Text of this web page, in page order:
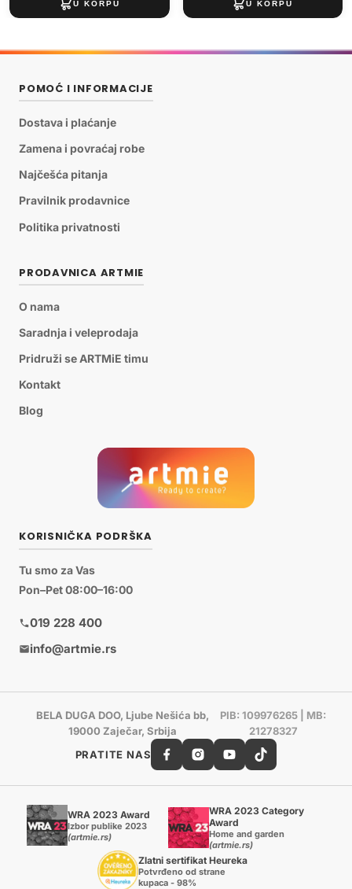
POMOĆ I INFORMACIJE
Dostava i plaćanje
Zamena i povraćaj robe
Najčešća pitanja
Pravilnik prodavnice
Politika privatnosti
PRODAVNICA ARTMIE
O nama
Saradnja i veleprodaja
Pridruži se ARTMiE timu
Kontakt
Blog
KORISNIČKA PODRŠKA
Tu smo za Vas
Pon–Pet 08:00–16:00
019 228 400
info@artmie.rs
BELA DUGA DOO, Ljube Nešića bb,
19000 Zaječar, Srbija
PIB: 109976265 | MB:
21278327
PRATITE NAS
WRA 2023 Award
Izbor publike 2023
(artmie.rs)
WRA 2023 Category
Award
Home and garden
(artmie.rs)
Zlatni sertifikat Heureka
Potvrđeno od strane
kupaca - 98%